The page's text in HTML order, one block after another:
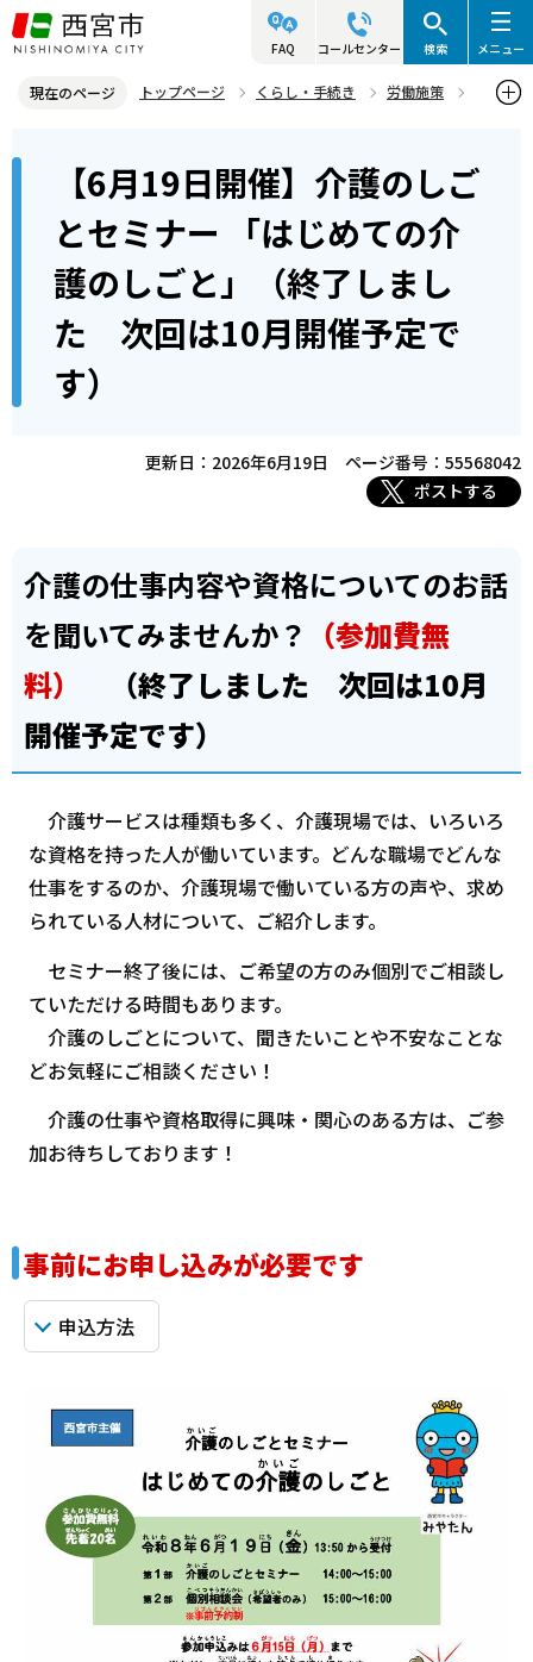
こ
の
ジ
FAQ コールセンター 検索 メニュー
現在のページ トップページ くらし・手続き
労働施策
【6月19日開催】介護のしごとセミナー 「はじめての介護のしごと」
（終了しました 次回は10月開催予定です）
【6月19日開催】介護のしご
とセミナー 「はじめての介
護のしごと」（終了しまし
た 次回は10月開催予定で
す）
更新日：2026年6月19日
ページ番号：55568042
ポストする
介護の仕事内容や資格についてのお話
を聞いてみませんか？ （参加費無
料）
（終了しました 次回は10月
開催予定です）
介護サービスは種類も多く、介護現場では、いろいろ
な資格を持った人が働いています。どんな職場でどんな
仕事をするのか、介護現場で働いている方の声や、求め
られている人材について、ご紹介します。
セミナー終了後には、ご希望の方のみ個別でご相談し
ていただける時間もあります。
介護のしごとについて、聞きたいことや不安なことな
どお気軽にご相談ください！
介護の仕事や資格取得に興味・関心のある方は、ご参
加お待ちしております！
事前にお申し込みが必要です
申込方法